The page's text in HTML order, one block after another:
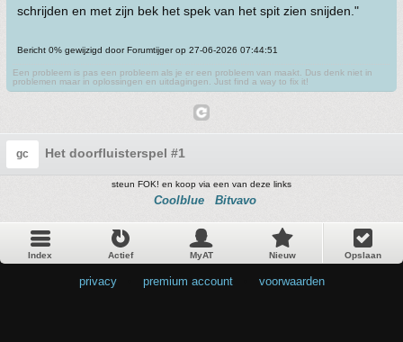
schrijden en met zijn bek het spek van het spit zien snijden."
Bericht 0% gewijzigd door Forumtijger op 27-06-2026 07:44:51
Een probleem is pas een probleem als je er een probleem van maakt. Dus denk niet in
problemen maar in oplossingen en uitdagingen. Just find a way to fix it!
gc Het doorfluisterspel #1
steun FOK! en koop via een van deze links
Coolblue Bitvavo
Index Actief MyAT Nieuw Opslaan
privacy premium account voorwaarden